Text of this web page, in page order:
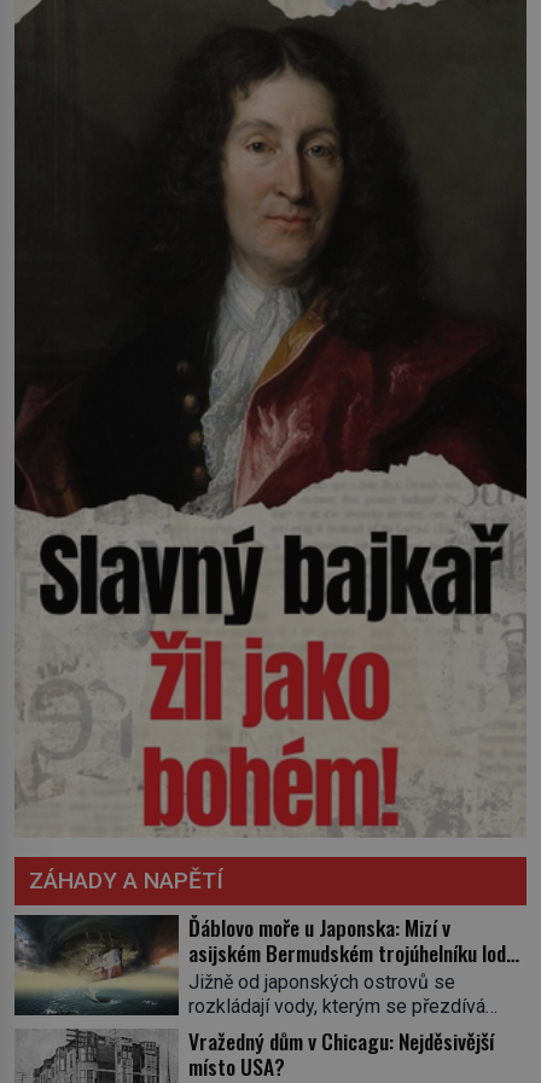
ZÁHADY A NAPĚTÍ
Ďáblovo moře u Japonska: Mizí v
asijském Bermudském trojúhelníku lodě
ve spárech neznámé síly?
Jižně od japonských ostrovů se
rozkládají vody, kterým se přezdívá
Ďáblovo moře. Vypráví se o lodích
mizejících beze stopy, podivných
Vražedný dům v Chicagu: Nejděsivější
místo USA?